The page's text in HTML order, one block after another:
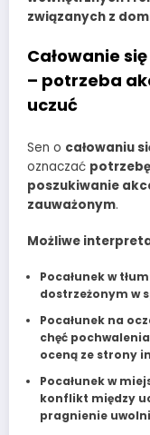
związanych z
Całowanie
– potrzeba
uczuć
Sen o całowaniu
oznaczać
poszukiwanie
zauważonym.
Możliwe
Pocałunek w
dostrzeżonym w
Pocałunek na
chęć
oceną ze strony
Pocałunek w
konflikt między
pragnienie